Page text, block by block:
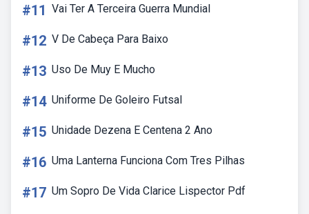
#11 Vai Ter A Terceira Guerra Mundial
#12 V De Cabeça Para Baixo
#13 Uso De Muy E Mucho
#14 Uniforme De Goleiro Futsal
#15 Unidade Dezena E Centena 2 Ano
#16 Uma Lanterna Funciona Com Tres Pilhas
#17 Um Sopro De Vida Clarice Lispector Pdf